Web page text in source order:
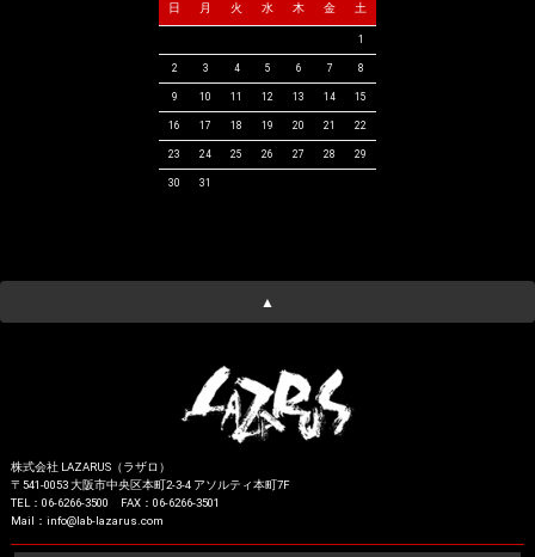
日 月 火 水 木 金 土
1
2 3 4 5 6 7 8
9 10 11 12 13 14 15
16 17 18 19 20 21 22
23 24 25 26 27 28 29
30 31
▲
株式会社 LAZARUS（ラザロ）
〒541-0053 大阪市中央区本町2-3-4 アソルティ本町7F
TEL：06-6266-3500 FAX：06-6266-3501
Mail：info@lab-lazarus.com